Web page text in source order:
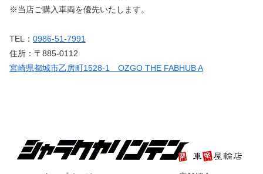
※当店ご購入車両を優先いたします。
TEL： 0986-51-7991
住所：〒885-0112
宮崎県都城市乙房町1528-1 OZGO THE FABHUB A